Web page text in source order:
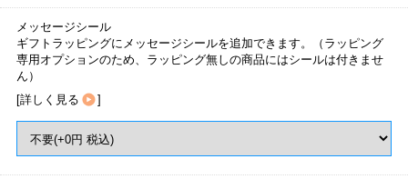
メッセージシール
ギフトラッピングにメッセージシールを追加できます。（ラッピング
専用オプションのため、ラッピング無しの商品にはシールは付きませ
ん）
[詳しく見る ]